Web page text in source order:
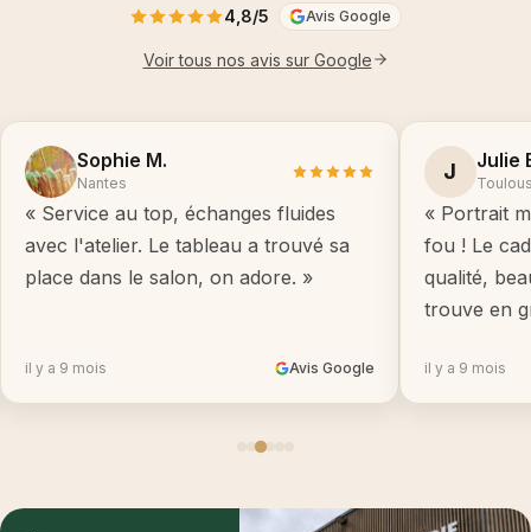
4,8/5 Avis Google
Voir tous nos avis sur Google
Sophie M.
Nantes
« Service au top, échanges fluides
avec l'atelier. Le tableau a trouvé sa
place dans le salon, on adore. »
il y a 9 mois Avis Google
J Julie
« Portrait
fou ! Le
qualité,
trouve en
il y a 9 mois